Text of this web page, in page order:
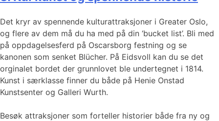
Det kryr av spennende kulturattraksjoner i Greater Oslo,
og flere av dem må du ha med på din ‘bucket list’. Bli med
på oppdagelsesferd på Oscarsborg festning og se
kanonen som senket Blücher. På Eidsvoll kan du se det
orginalet bordet der grunnlovet ble undertegnet i 1814.
Kunst i særklasse finner du både på Henie Onstad
Kunstsenter og Galleri Wurth.
Besøk attraksjoner som forteller historier både fra ny og